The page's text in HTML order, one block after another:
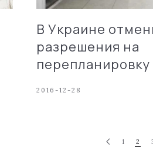
В Украине
разрешения на
2016-12-28
1 2